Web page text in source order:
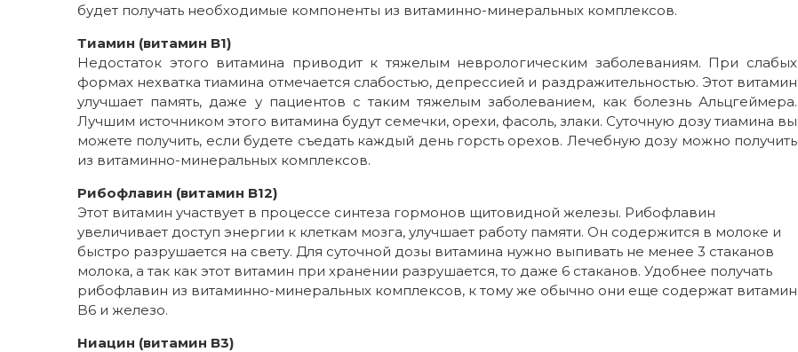
будет получать необходимые компоненты из витаминно-минеральных комплексов.
Тиамин (витамин B1)
Недостаток этого витамина приводит к тяжелым неврологическим заболеваниям. При слабых
формах нехватка тиамина отмечается слабостью, депрессией и раздражительностью. Этот витамин
улучшает память, даже у пациентов с таким тяжелым заболеванием, как болезнь Альцгеймера.
Лучшим источником этого витамина будут семечки, орехи, фасоль, злаки. Суточную дозу тиамина вы
можете получить, если будете съедать каждый день горсть орехов. Лечебную дозу можно получить
из витаминно-минеральных комплексов.
Рибофлавин (витамин B12)
Этот витамин участвует в процессе синтеза гормонов щитовидной железы. Рибофлавин
увеличивает доступ энергии к клеткам мозга, улучшает работу памяти. Он содержится в молоке и
быстро разрушается на свету. Для суточной дозы витамина нужно выпивать не менее 3 стаканов
молока, а так как этот витамин при хранении разрушается, то даже 6 стаканов. Удобнее получать
рибофлавин из витаминно-минеральных комплексов, к тому же обычно они еще содержат витамин
B6 и железо.
Ниацин (витамин B3)